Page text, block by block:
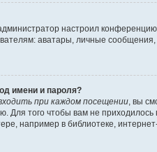
настроил
аватары, личные сообщения,
имени и пароля?
при каждом посещении , вы
Для того чтобы вам не
например в библиотеке,